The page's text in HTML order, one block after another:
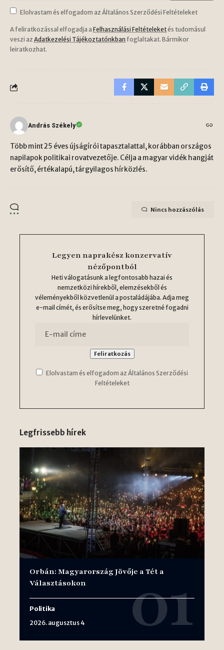
Elolvastam és elfogadom az Általános Szerződési Feltételeket
A feliratkozással elfogadja a Felhasználási Feltételeketés tudomásul
veszi az Adatkezelési Tájékoztatónkban foglaltakat. Bármikor
leiratkozhat.
András Székely
Több mint 25 éves újságírói tapasztalattal, korábban országos
napilapok politikai rovatvezetője. Célja a magyar vidék hangját
erősítő, értékalapú, tárgyilagos hírközlés.
Nincs hozzászólás
Legyen naprakész konzervatív
nézőpontból
Heti válogatásunk a legfontosabb hazai és
nemzetközi hírekből, elemzésekből és
véleményekből közvetlenül a postaládájába. Adja meg
e-mail címét, és erősítse meg, hogy szeretné fogadni
hírlevelünket.
Elolvastam és elfogadom az Általános Szerződési
Feltételeket
Legfrissebb hírek
Orbán: Magyarország Jövője a Tét a
Választásokon
Politika
2026. augusztus 4